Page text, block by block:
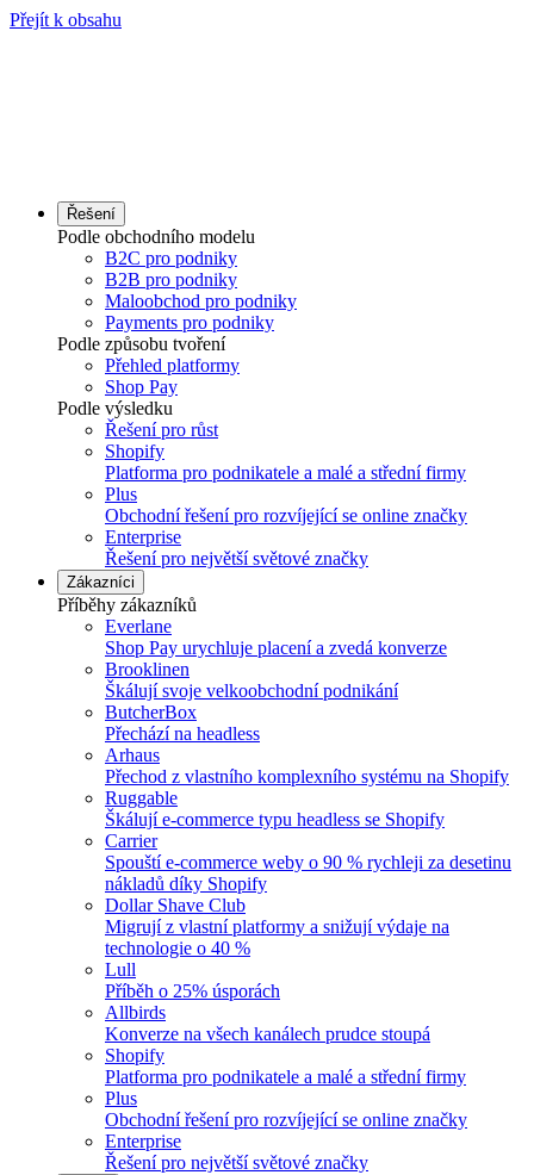
Přejít k obsahu
Řešení
Podle obchodního modelu
B2C pro podniky
B2B pro podniky
Maloobchod pro podniky
Payments pro podniky
Podle způsobu tvoření
Přehled platformy
Shop Pay
Podle výsledku
Řešení pro růst
Shopify
Platforma pro podnikatele a malé a střední firmy
Plus
Obchodní řešení pro rozvíjející se online značky
Enterprise
Řešení pro největší světové značky
Zákazníci
Příběhy zákazníků
Everlane
Shop Pay urychluje placení a zvedá konverze
Brooklinen
Škálují svoje velkoobchodní podnikání
ButcherBox
Přechází na headless
Arhaus
Přechod z vlastního komplexního systému na Shopify
Ruggable
Škálují e-commerce typu headless se Shopify
Carrier
Spouští e-commerce weby o 90 % rychleji za desetinu
nákladů díky Shopify
Dollar Shave Club
Migrují z vlastní platformy a snižují výdaje na
technologie o 40 %
Lull
Příběh o 25% úsporách
Allbirds
Konverze na všech kanálech prudce stoupá
Shopify
Platforma pro podnikatele a malé a střední firmy
Plus
Obchodní řešení pro rozvíjející se online značky
Enterprise
Řešení pro největší světové značky